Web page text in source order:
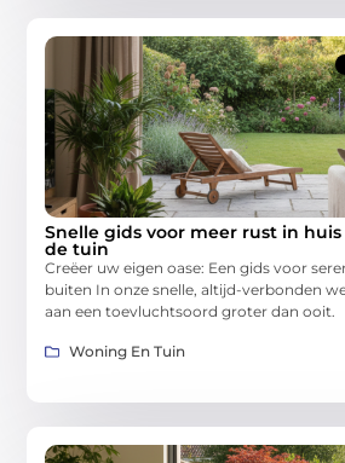
Snelle gids voor meer rust in
de tuin
Creëer uw eigen oase: Een gids voor
buiten In onze snelle, altijd-verbonden
aan een toevluchtsoord groter dan ooit.
Woning En Tuin